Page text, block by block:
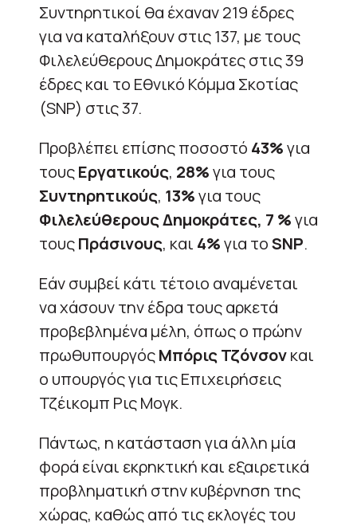
Συντηρητικοί θα έχαναν 219 έδρες
για να καταλήξουν στις 137, με τους
Φιλελεύθερους Δημοκράτες στις 39
έδρες και το Εθνικό Κόμμα Σκοτίας
(SNP) στις 37.
Προβλέπει επίσης ποσοστό 43%για
τουςΕργατικούς, 28%για τους
Συντηρητικούς, 13%για τους
Φιλελεύθερους Δημοκράτες, 7 %για
τουςΠράσινους, και 4%για τοSNP.
Εάν συμβεί κάτι τέτοιο αναμένεται
να χάσουν την έδρα τους αρκετά
προβεβλημένα μέλη, όπως ο πρώην
πρωθυπουργόςΜπόρις Τζόνσονκαι
ο υπουργός για τις Επιχειρήσεις
Τζέικομπ Ρις Μογκ.
Πάντως, η κατάσταση για άλλη μία
φορά είναι εκρηκτική και εξαιρετικά
προβληματική στην κυβέρνηση της
χώρας, καθώς από τις εκλογές του